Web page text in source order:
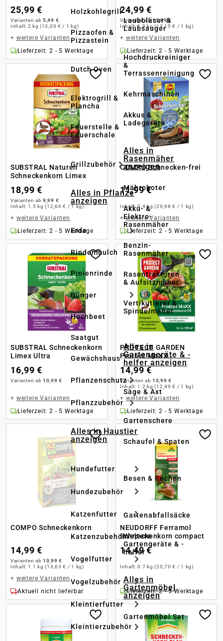
Holzkohlegrill
Pizzaofen &
Pizzastein
Dutch Oven
Elektrogrill &
Plancha
Feuerstelle &
Feuerschale
Grillzubehör
Alles in Pflanze
anzeigen
Erde
Rindenmulch
Pinienrinde
Dünger
Hochbeet
Saatgut
Gewächshaus
Pflanzenschutz
Pflanzzubehör
Alles in Haustier
anzeigen
Hundefutter
Hundezubehör
Katzenfutter
Katzenzubehör
Vogelfutter
Vogelzubehör
Kleintierfutter
Kleintierzubehör
Laubbläser &
Laubsauger
Hochdruckreiniger
&
Terrassenreinigung
Kehrmaschinen
Akkus &
Ladegeräte
Alles in
Rasenmäher
anzeigen
Mähroboter
Akku- &
Elektro-
Rasenmäher
Benzin-
Rasenmäher
Rasentraktoren
& Aufsitzmäher
Vertikutierer &
Spindelmäher
Alles in
Gartengeräte & -
helfer anzeigen
Säge & Axt
Gartenschere
Schaufel & Spaten
Besen & Rechen
Gartenabfallsäcke
Weitere
Gartengeräte & -
helfer
Alles in
Gartenmöbel
anzeigen
Gartenmöbel Set
25,99 €
Varianten ab 5,49 €
Inhalt: 2 kg(13,00 € / 1 kg)
+ weitere Varianten
Lieferzeit: 2 - 5 Werktage
24,99 €
Varianten ab11,99 €
Inhalt:1.9 kg(13,15 € / 1 kg)
+ weitere Varianten
Lieferzeit: 2 - 5 Werktage
SUBSTRAL Naturen
Schneckenkorn Limex
18,99 €
Varianten ab 9,99 €
Inhalt: 1.5 kg(12,66 € / 1 kg)
+ weitere Varianten
Lieferzeit: 2 - 5 Werktage
COMPO Schnecken-frei
11,99 €
Inhalt:0.4 kg(29,98 € / 1 kg)
+weitere Varianten
Lieferzeit: 2 - 5 Werktage
SUBSTRAL Schneckenkorn
Limex Ultra
16,99 €
Varianten ab 10,99 €
+ weitere Varianten
Lieferzeit: 2 - 5 Werktage
PROTECT GARDEN
Protect MaXX
Schneckenkorn FE
14,99 €
Varianten ab 10,99 €
Inhalt: 1.2 kg(12,49 € / 1 kg)
+ weitere Varianten
Lieferzeit: 2 - 5 Werktage
COMPO Schneckenkorn
14,99 €
Varianten ab 10,99 €
Inhalt: 1.1 kg(13,63 € / 1 kg)
+ weitere Varianten
Aktuell nicht lieferbar
NEUDORFF Ferramol
Schneckenkorn compact
14,49 €
Inhalt: 0.7 kg(20,70 € / 1 kg)
Lieferzeit: 2 - 5 Werktage